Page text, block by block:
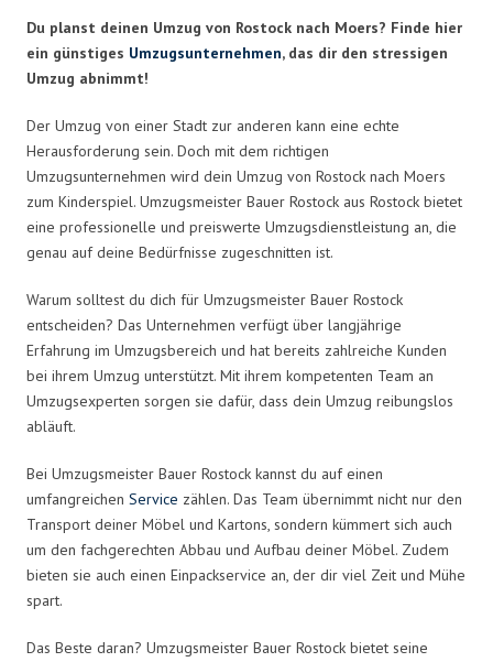
Du planst deinen Umzug von Rostock nach Moers? Finde hier
ein günstiges Umzugsunternehmen, das dir den stressigen
Umzug abnimmt!
Der Umzug von einer Stadt zur anderen kann eine echte
Herausforderung sein. Doch mit dem richtigen
Umzugsunternehmen wird dein Umzug von Rostock nach Moers
zum Kinderspiel. Umzugsmeister Bauer Rostock aus Rostock bietet
eine professionelle und preiswerte Umzugsdienstleistung an, die
genau auf deine Bedürfnisse zugeschnitten ist.
Warum solltest du dich für Umzugsmeister Bauer Rostock
entscheiden? Das Unternehmen verfügt über langjährige
Erfahrung im Umzugsbereich und hat bereits zahlreiche Kunden
bei ihrem Umzug unterstützt. Mit ihrem kompetenten Team an
Umzugsexperten sorgen sie dafür, dass dein Umzug reibungslos
abläuft.
Bei Umzugsmeister Bauer Rostock kannst du auf einen
umfangreichen Service zählen. Das Team übernimmt nicht nur den
Transport deiner Möbel und Kartons, sondern kümmert sich auch
um den fachgerechten Abbau und Aufbau deiner Möbel. Zudem
bieten sie auch einen Einpackservice an, der dir viel Zeit und Mühe
spart.
Das Beste daran? Umzugsmeister Bauer Rostock bietet seine